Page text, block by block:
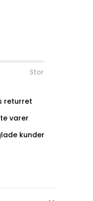
Stor
returret
varer
kunder